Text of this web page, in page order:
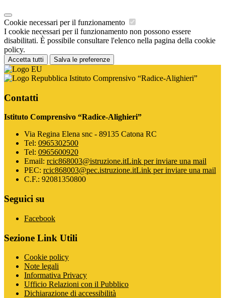
Cookie necessari per il funzionamento
I cookie necessari per il funzionamento non possono essere
disabilitati. È possibile consultare l'elenco nella pagina della cookie
policy.
Accetta tutti Salva le preferenze
Istituto Comprensivo “Radice-Alighieri”
Contatti
Istituto Comprensivo “Radice-Alighieri”
Via Regina Elena snc - 89135 Catona RC
Tel: 0965302500
Tel: 0965600920
Email: rcic868003@istruzione.itLink per inviare una mail
PEC: rcic868003@pec.istruzione.itLink per inviare una mail
C.F.: 92081350800
Seguici su
Facebook
Sezione Link Utili
Cookie policy
Note legali
Informativa Privacy
Ufficio Relazioni con il Pubblico
Dichiarazione di accessibilità